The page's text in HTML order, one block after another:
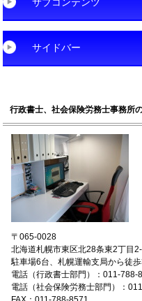
サイドバー
行政書士、社会保険労務士事務所
〒065-0028
北海道札幌市東区北28条東2丁目
駐車場6台、札幌運輸支局から徒
電話（行政書士部門）：011-788-
電話（社会保険労務士部門）：